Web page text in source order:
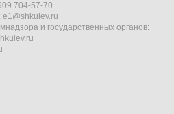
704-57-70
e1@shkulev.ru
и государственных органов: